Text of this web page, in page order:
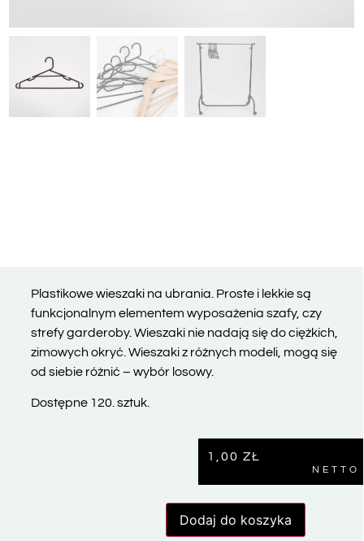
Plastikowe wieszaki na ubrania. Proste i lekkie są
funkcjonalnym elementem wyposażenia szafy, czy
strefy garderoby. Wieszaki nie nadają się do ciężkich,
zimowych okryć. Wieszaki z różnych modeli, mogą się
od siebie różnić – wybór losowy.
Dostępne 120. sztuk.
1,00 ZŁ
NETTO
Dodaj do koszyka